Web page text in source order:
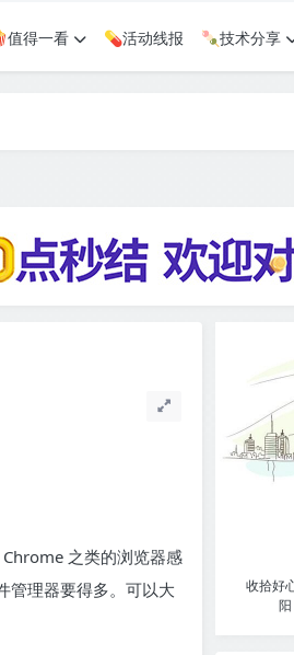
值得一看 💊活动线报 🍡技术分享
之类的浏览器感
管理器要得多。可以大
收拾好